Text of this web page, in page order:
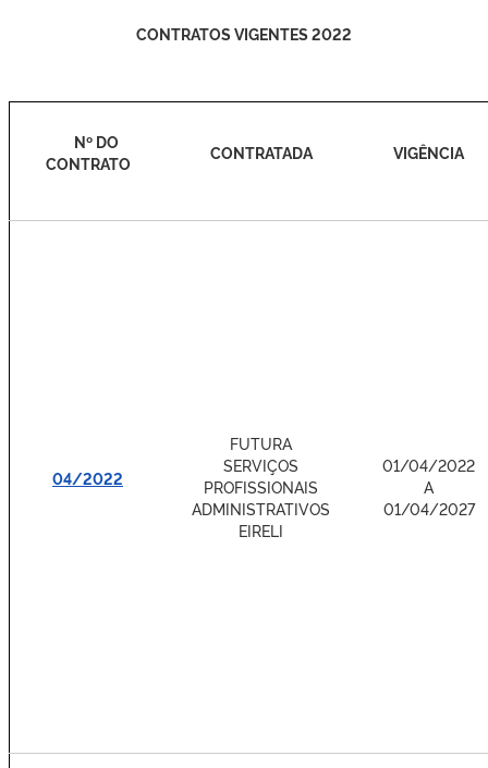
CONTRATOS VIGENTES 2022
Nº DO
CONTRATO
CONTRATADA VIGÊNCIA
04/2022
FUTURA
SERVIÇOS
PROFISSIONAIS
ADMINISTRATIVOS
EIRELI
01/04/2022
A
01/04/2027